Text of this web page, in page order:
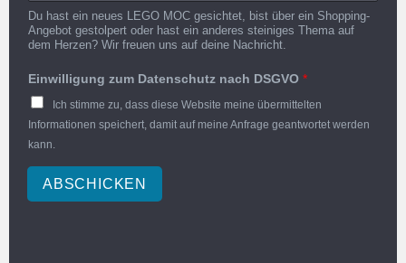
Du hast ein neues LEGO MOC gesichtet, bist über ein Shopping-
Angebot gestolpert oder hast ein anderes steiniges Thema auf
dem Herzen? Wir freuen uns auf deine Nachricht.
Einwilligung zum Datenschutz nach DSGVO *
Ich stimme zu, dass diese Website meine übermittelten
Informationen speichert, damit auf meine Anfrage geantwortet werden
kann.
ABSCHICKEN